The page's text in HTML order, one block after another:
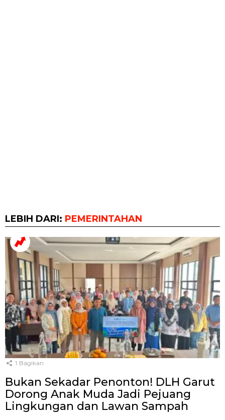
LEBIH DARI: PEMERINTAHAN
1 Bagikan
Bukan Sekadar Penonton! DLH Garut
Dorong Anak Muda Jadi Pejuang
Lingkungan dan Lawan Sampah